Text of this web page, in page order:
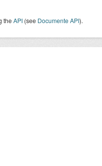
theAPI (see Documente API).